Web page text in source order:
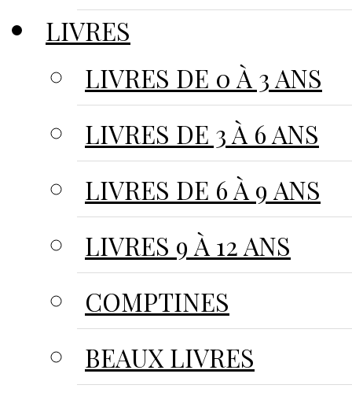
LIVRES
LIVRES DE 0 À 3 ANS
LIVRES DE 3 À 6 ANS
LIVRES DE 6 À 9 ANS
LIVRES 9 À 12 ANS
COMPTINES
BEAUX LIVRES